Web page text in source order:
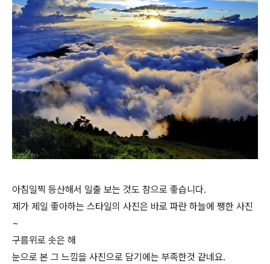
아침일찍 등산해서 일출 보는 것도 참으로 좋습니다.
제가 제일 좋아하는 스타일의 사진은 바로 파란 하늘에 쨍한 사진
~
구름위로 솟은 해
눈으로 본 그 느낌을 사진으로 담기에는 부족한것 같네요.